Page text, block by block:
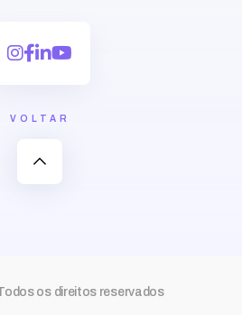
VOLTAR
expand_less
os direitos reservados